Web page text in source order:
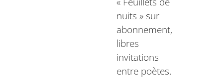
nuits » sur
abonnement,
libres
invitations
entre poètes.